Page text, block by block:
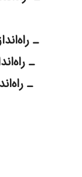
ـ
ـ
ـ